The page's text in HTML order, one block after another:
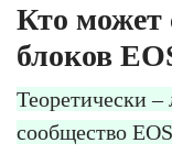
Кто может
блоков
Теоретически –
сообщество